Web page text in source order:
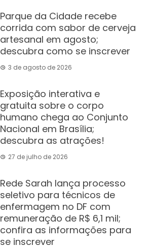
Parque da Cidade recebe
corrida com sabor de cerveja
artesanal em agosto;
descubra como se inscrever
3 de agosto de 2026
Exposição interativa e
gratuita sobre o corpo
humano chega ao Conjunto
Nacional em Brasília;
descubra as atrações!
27 de julho de 2026
Rede Sarah lança processo
seletivo para técnicos de
enfermagem no DF com
remuneração de R$ 6,1 mil;
confira as informações para
se inscrever